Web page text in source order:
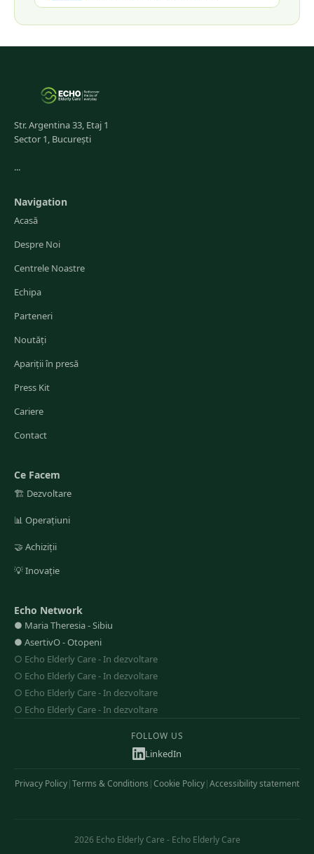
Str. Argentina 33, Etaj 1
Sector 1, București
...
Navigation
Acasă
Despre Noi
Centrele Noastre
Echipa
Parteneri
Noutăți
Apariții în presă
Press Kit
Cariere
Contact
Ce Facem
🏗️ Dezvoltare
📊 Operațiuni
🤝 Achiziții
💡Inovație
Echo Network
● Maria Theresia-Sibiu
● AsertivO-Otopeni
○ Echo Elderly Care-In dezvoltare
○ Echo Elderly Care-In dezvoltare
○ Echo Elderly Care-In dezvoltare
○ Echo Elderly Care-In dezvoltare
FOLLOW US
LinkedIn
Privacy Policy|Terms & Conditions |Cookie Policy|Accessibility statement
2026 Echo Elderly Care - Echo Elderly Care